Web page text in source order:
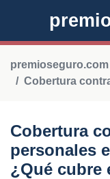
premioseguro.com
Cobertura
Cobertura
personales
¿Qué cubre